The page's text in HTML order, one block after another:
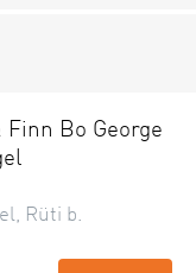
Bo George
Rüti b.